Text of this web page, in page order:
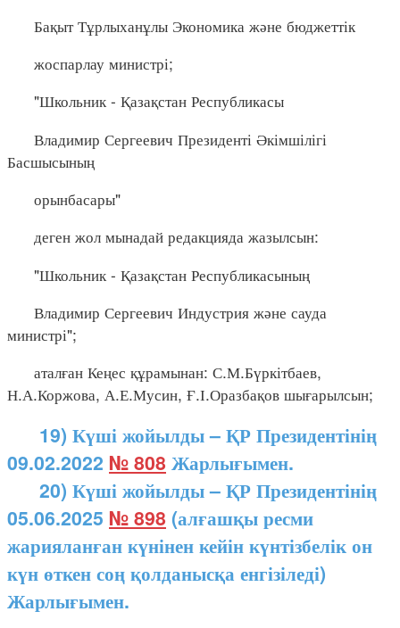
Бақыт Тұрлыханұлы Экономика және бюджеттік
жоспарлау министрі;
"Школьник - Қазақстан Республикасы
Владимир Сергеевич Президенті Әкімшілігі
Басшысының
орынбасары"
деген жол мынадай редакцияда жазылсын:
"Школьник - Қазақстан Республикасының
Владимир Сергеевич Индустрия және сауда
министрі";
аталған Кеңес құрамынан: С.М.Бүркітбаев,
Н.А.Коржова, А.Е.Мусин, Ғ.І.Оразбақов шығарылсын;
19) Күші жойылды – ҚР Президентінің
09.02.2022 № 808 Жарлығымен.
20) Күші жойылды – ҚР Президентінің
05.06.2025 № 898 (алғашқы ресми
жарияланған күнінен кейін күнтізбелік он
күн өткен соң қолданысқа енгізіледі)
Жарлығымен.